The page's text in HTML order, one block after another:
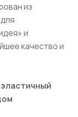
из
и
качество и